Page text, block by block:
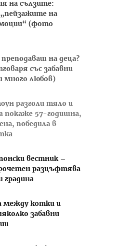
на сълзите:
„пейзажите на
(фото
преподаваш на деца?
със забавни
много любов)
разголи тяло и
покаже 57-годишна,
победила в
вестник –
разцъфтява
градина
между котки и
забавни